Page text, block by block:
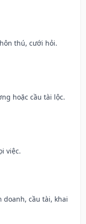
thú, cưới hỏi.
hoặc cầu tài lộc.
việc.
doanh, cầu tài, khai